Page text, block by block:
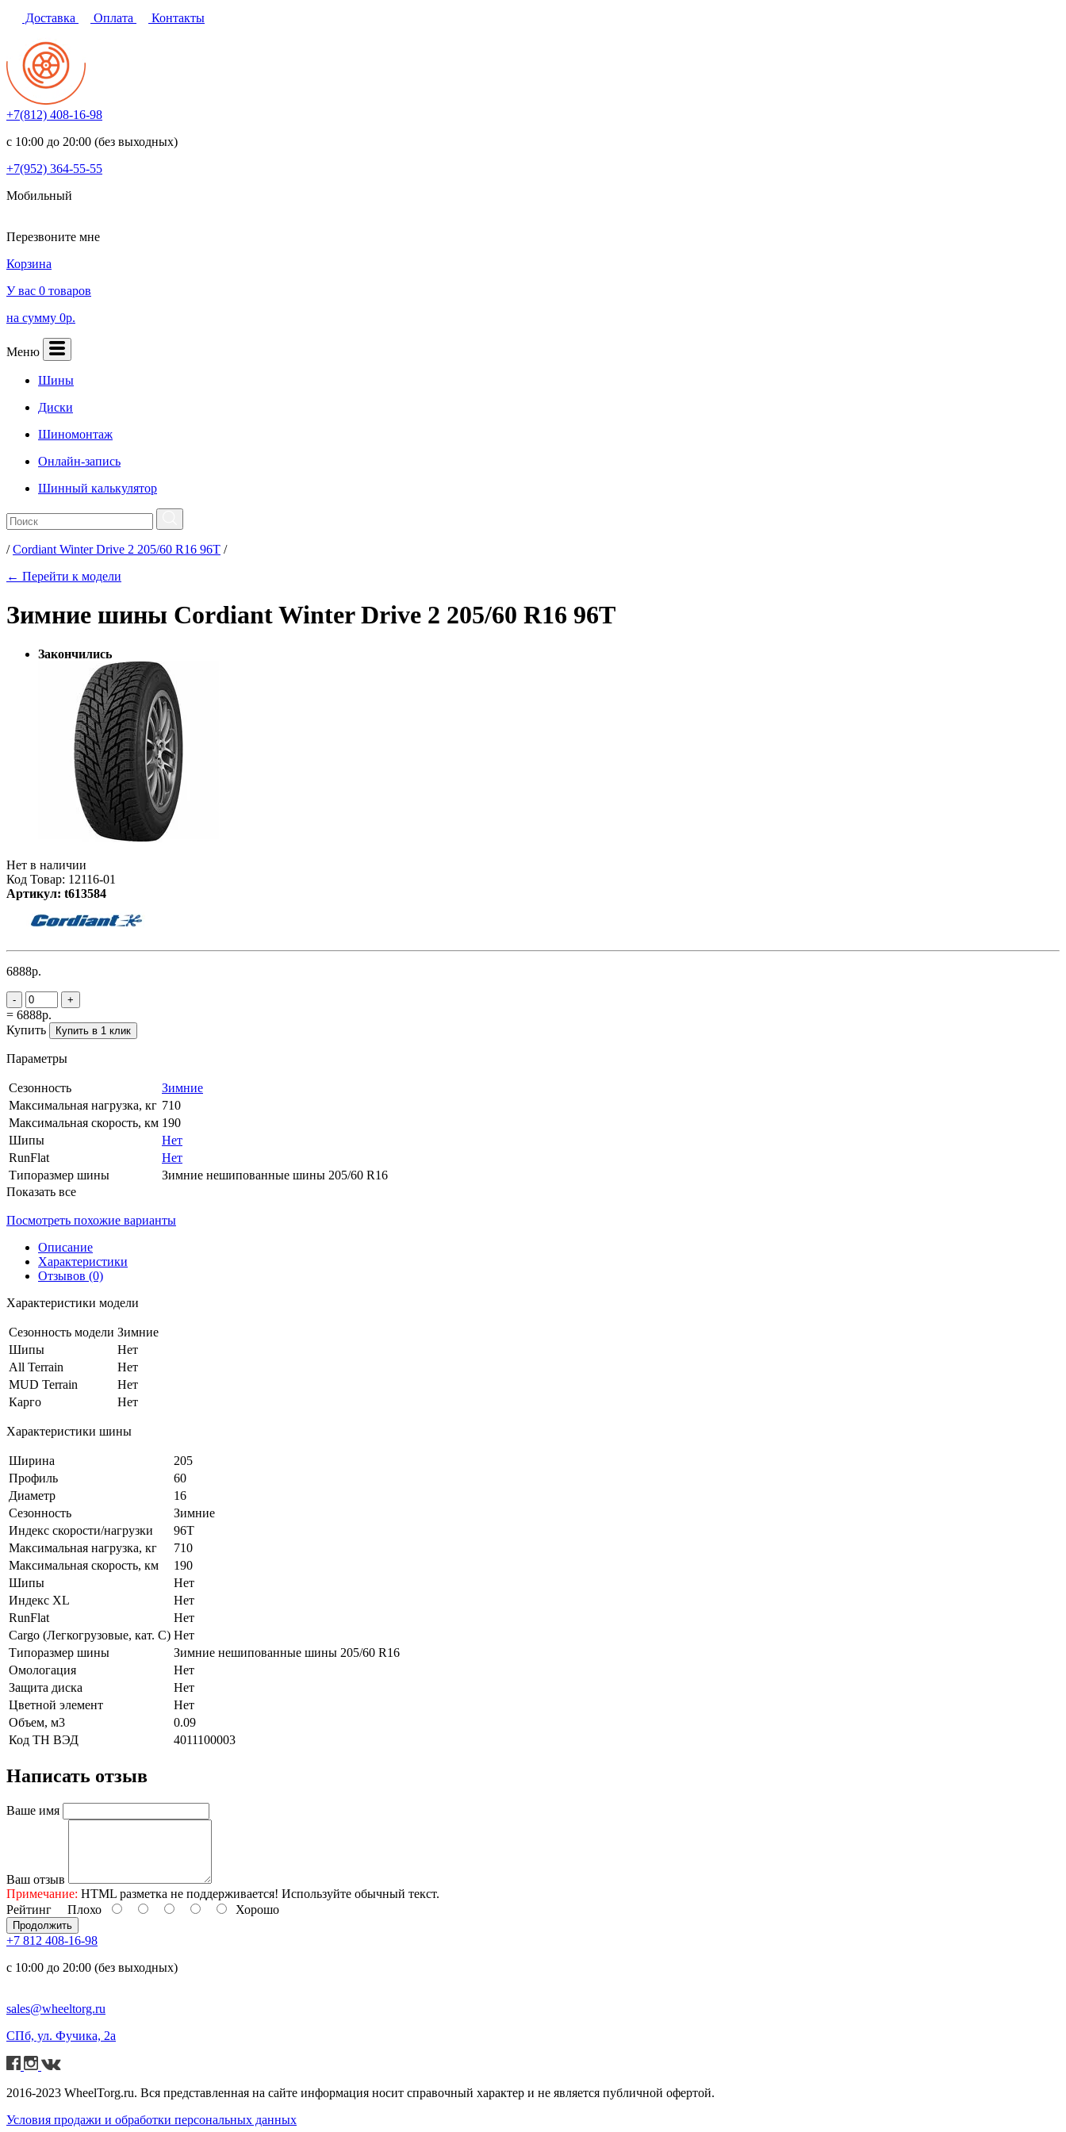
Доставка Оплата Контакты
+7(812) 408-16-98
с 10:00 до 20:00 (без выходных)
+7(952) 364-55-55
Мобильный
Перезвоните мне
Корзина
У вас 0 товаров
на сумму 0р.
Меню
Шины
Диски
Шиномонтаж
Онлайн-запись
Шинный калькулятор
/Cordiant Winter Drive 2 205/60 R16 96T /
← Перейти к модели
Зимние шины Cordiant Winter Drive 2 205/60 R16 96T
Закончились
Нет в наличии
Код Товар: 12116-01
Артикул: t613584
6888р.
- +
= 6888р.
Купить
Купить в 1 клик
Параметры
Сезонность
Зимние
Максимальная нагрузка, кг 710
Максимальная скорость, км 190
Шипы
Нет
RunFlat
Нет
Типоразмер шины
Зимние нешипованные шины 205/60 R16
Показать все
Посмотреть похожие варианты
Описание
Характеристики
Отзывов (0)
Характеристики модели
Сезонность модели Зимние
Шипы
Нет
All Terrain
Нет
MUD Terrain
Нет
Карго
Нет
Характеристики шины
Ширина
205
Профиль
60
Диаметр
16
Сезонность
Зимние
Индекс скорости/нагрузки
96T
Максимальная нагрузка, кг
710
Максимальная скорость, км
190
Шипы
Нет
Индекс XL
Нет
RunFlat
Нет
Cargo (Легкогрузовые, кат. С) Нет
Типоразмер шины
Зимние нешипованные шины 205/60 R16
Омологация
Нет
Защита диска
Нет
Цветной элемент
Нет
Объем, м3
0.09
Код ТН ВЭД
4011100003
Написать отзыв
Ваше имя
Ваш отзыв
Примечание: HTML разметка не поддерживается! Используйте обычный текст.
Рейтинг Плохо Хорошо
Продолжить
+7 812 408-16-98
с 10:00 до 20:00 (без выходных)
sales@wheeltorg.ru
СПб, ул. Фучика, 2а
2016-2023 WheelTorg.ru. Вся представленная на сайте информация носит справочный характер и не является публичной офертой.
Условия продажи и обработки персональных данных